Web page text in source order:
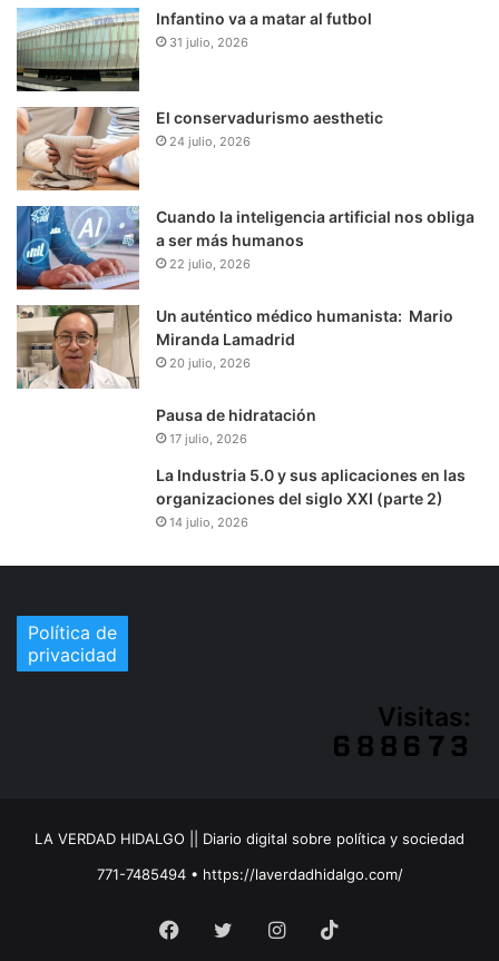
Infantino va a matar al futbol
31 julio, 2026
El conservadurismo aesthetic
24 julio, 2026
Cuando la inteligencia artificial nos obliga
a ser más humanos
22 julio, 2026
Un auténtico médico humanista: Mario
Miranda Lamadrid
20 julio, 2026
Pausa de hidratación
17 julio, 2026
La Industria 5.0 y sus aplicaciones en las
organizaciones del siglo XXI (parte 2)
14 julio, 2026
Política de
privacidad
Visitas:
LA VERDAD HIDALGO || Diario digital sobre política y sociedad
771-7485494 • https://laverdadhidalgo.com/
Facebook
TwitterInstagram